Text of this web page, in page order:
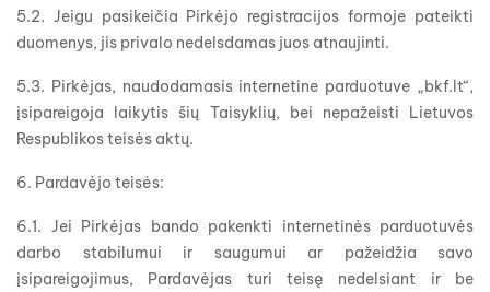
5.2. Jeigu pasikeičia Pirkėjo registracijos formoje pateikti
duomenys, jis privalo nedelsdamas juos atnaujinti.
5.3. Pirkėjas, naudodamasis internetine parduotuve „bkf.lt“,
įsipareigoja laikytis šių Taisyklių, bei nepažeisti Lietuvos
Respublikos teisės aktų.
6. Pardavėjo teisės:
6.1. Jei Pirkėjas bando pakenkti internetinės parduotuvės
darbo stabilumui ir saugumui ar pažeidžia savo
įsipareigojimus, Pardavėjas turi teisę nedelsiant ir be